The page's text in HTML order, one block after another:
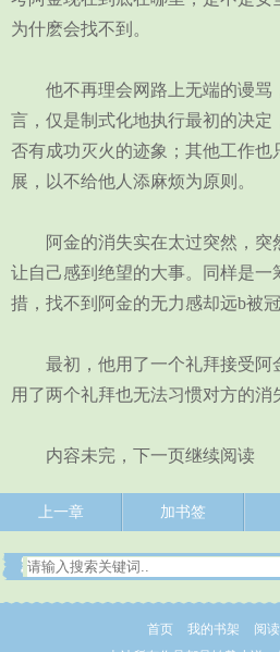
为什麽会找不到。
他不再理会网路上无端的谩骂
言，仅是制式化地执行最初的决定
否有成功灭火的迹象；其他工作也
展，以不给他人添麻烦为原则。
阿金的消失实在太过突然，突
让自己感到绝望的大事。同样是一
措，找不到阿金的无力感却远b被
最初，他用了一个礼拜接受阿
用了两个礼拜也无法习惯对方的消
内容未完，下一页继续阅读
上一章 加书签
首页 我的书架 阅